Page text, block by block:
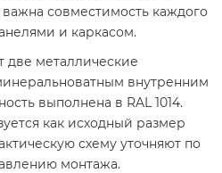
совместимость каждого
и каркасом.
две металлические
внутренним
выполнена в RAL 1014.
как исходный размер
схему уточняют по
монтажа.